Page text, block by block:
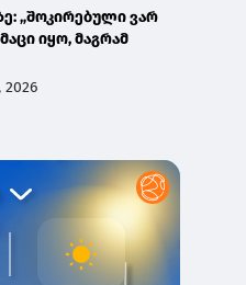
„შოკირებული ვარ
იყო, მაგრამ
2026